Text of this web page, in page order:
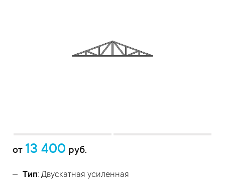
от 13 400 руб.
Тип: Двускатная усиленная